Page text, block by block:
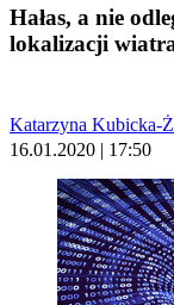
Hałas, a nie
lokalizacji
Katarzyna Kubicka-
16.01.2020 | 17:50